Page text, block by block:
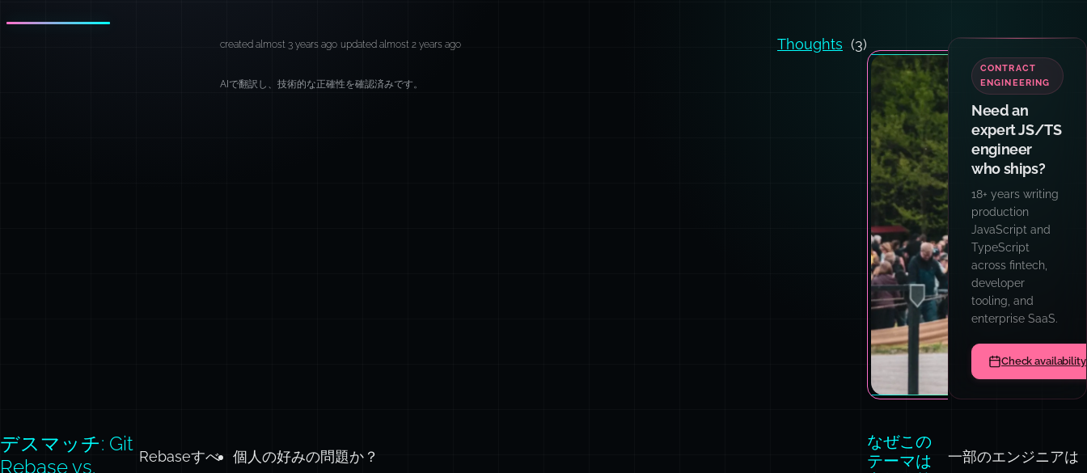
created almost 3 years ago updated almost 2 years ago Thoughts (3)
AIで翻訳し、技術的な正確性を確認済みです。
CONTRACT
ENGINEERING
Need an
expert JS/TS
engineer
who ships?
18+ years writing
production
JavaScript and
TypeScript
across fintech,
developer
tooling, and
enterprise SaaS.
Check availability
デスマッチ: Git
Rebase vs.
Rebaseすべ
個人の好みの問題か？
なぜこの
テーマは
一部のエンジニアは